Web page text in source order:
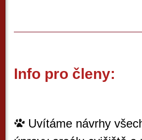
Info pro členy:
Uvítáme návrhy